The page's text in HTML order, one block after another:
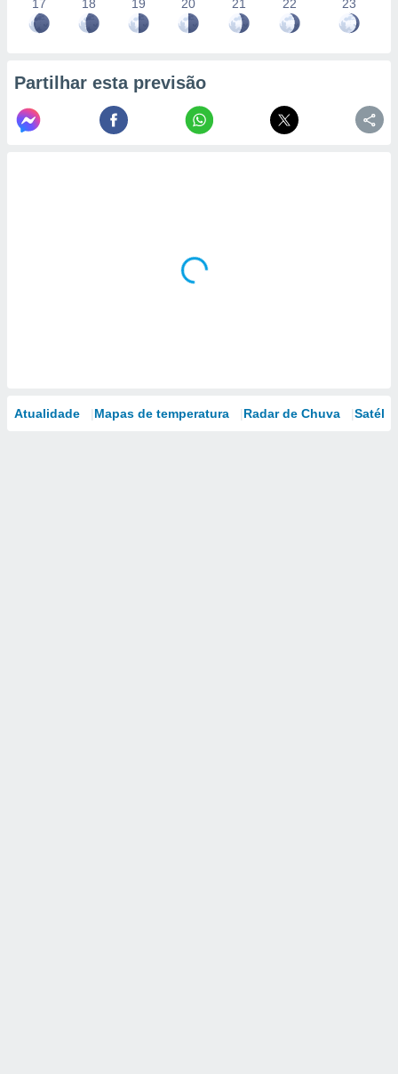
17 18 19 20 21 22 23
Partilhar esta previsão
Atualidade Mapas de temperatura Radar de Chuva